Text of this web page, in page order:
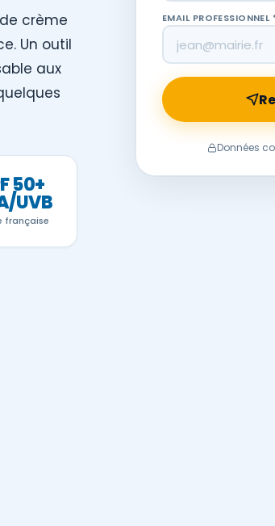
crème
Un outil
aux
50+
UVB
française
EMAIL PROFESSIONNEL
Données